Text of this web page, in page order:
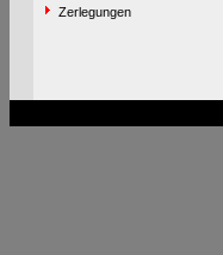
Zerlegungen